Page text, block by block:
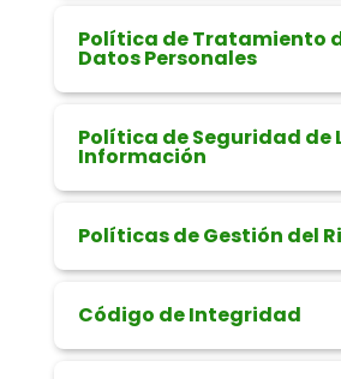
Política de Tratamiento
Datos Personales
Política de Seguridad de
Información
Políticas de Gestión del
Código de Integridad